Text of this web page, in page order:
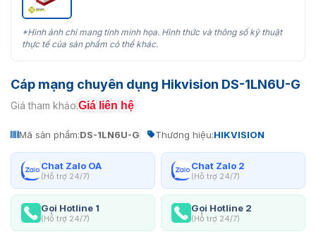
*Hình ảnh chỉ mang tính minh họa. Hình thức và thông số kỹ thuật
thực tế của sản phẩm có thể khác.
Cáp mạng chuyên dụng Hikvision DS-1LN6U-G
Giá tham khảo:Giá liên hệ
Mã sản phẩm:DS-1LN6U-G Thương hiệu:HIKVISION
Chat Zalo OA
(Hỗ trợ 24/7)
Chat Zalo 2
(Hỗ trợ 24/7)
Gọi Hotline 1
(Hỗ trợ 24/7)
Gọi Hotline 2
(Hỗ trợ 24/7)